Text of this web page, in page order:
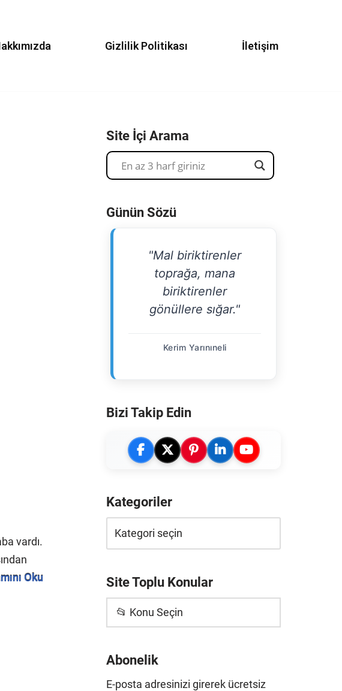
Gizlilik Politikası İletişim
vardı.
Oku
Site İçi Arama
Günün Sözü
"Mal biriktirenler
toprağa, mana
biriktirenler
gönüllere sığar."
Kerim Yarınıneli
Bizi Takip Edin
Kategoriler
Site Toplu Konular
📂 Konu Seçin
Abonelik
E-posta adresinizi girerek ücretsiz